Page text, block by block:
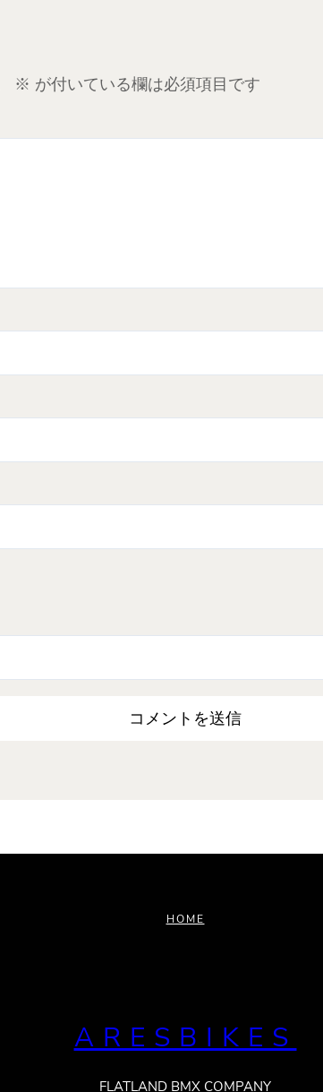
※ が付いている欄は必須項目です
HOME
ARESBIKES
FLATLAND BMX COMPANY